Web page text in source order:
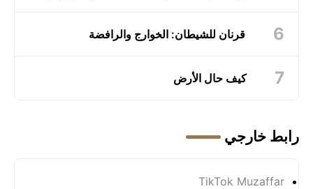
قرنان للشيطان: الخوارج والرافضة
كيف حال الأرض
رابط خارجي
TikTok Muzaffar